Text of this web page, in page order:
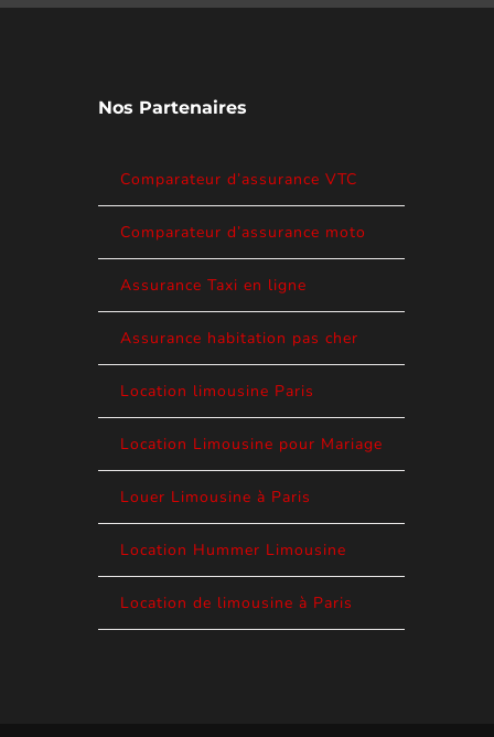
Comment lire une carte grise automobile
février 2nd, 2021
Nos Partenaires
Comparateur d’assurance VTC
Comparateur d’assurance moto
Assurance Taxi en ligne
Assurance habitation pas cher
Location limousine Paris
Location Limousine pour Mariage
Louer Limousine à Paris
Location Hummer Limousine
Location de limousine à Paris